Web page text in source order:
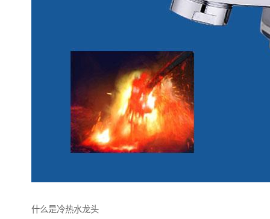
什么是冷热水龙头